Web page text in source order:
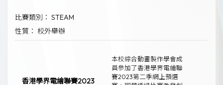
比賽類別： STEAM
性質： 校外舉辦
香港學界電繪聯賽2023
本校綜合動畫製作學會成
員參加了香港學界電繪聯
賽2023第二季網上預選